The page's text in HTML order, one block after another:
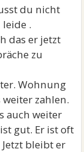
du nicht
.
das er jetzt
zu
Wohnung
zahlen.
auch weiter
gut. Er ist oft
bleibt er